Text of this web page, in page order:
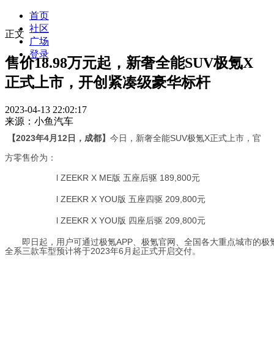
首页
社区
广场
登录
正文
售价18.98万元起，新奢全能SUV极氪X
正式上市，开创紧凑级豪华标杆
2023-04-13 22:02:17
来源：小鱼汽车
【2023年4月12日，成都】 今日，新奢全能SUV极氪X正式上市， 官
方零售价为：
l ZEEKR X ME版 五座后驱 189,800元
l ZEEKR X YOU版 五座四驱 209,800元
l ZEEKR X YOU版 四座后驱 209,800元
即日起，用户可通过极氪APP、极氪官网、全国各大重点城市的极
全系三款车型预计将于2023年6月起正式开启交付。